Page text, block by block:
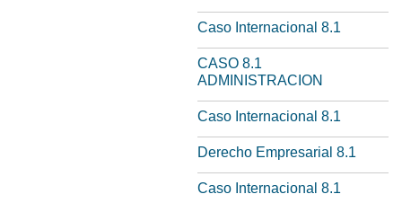
Caso Internacional 8.1
CASO 8.1
ADMINISTRACION
Caso Internacional 8.1
Derecho Empresarial 8.1
Caso Internacional 8.1